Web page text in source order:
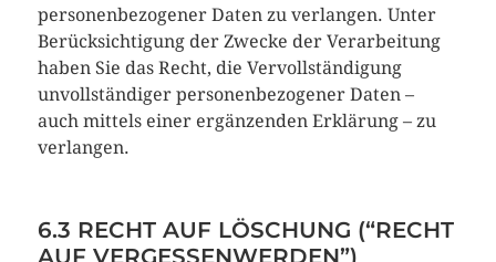
personenbezogener Daten zu verlangen. Unter
Berücksichtigung der Zwecke der Verarbeitung
haben Sie das Recht, die Vervollständigung
unvollständiger personenbezogener Daten –
auch mittels einer ergänzenden Erklärung – zu
verlangen.
6.3 RECHT AUF LÖSCHUNG (“RECHT
AUF VERGESSENWERDEN”)